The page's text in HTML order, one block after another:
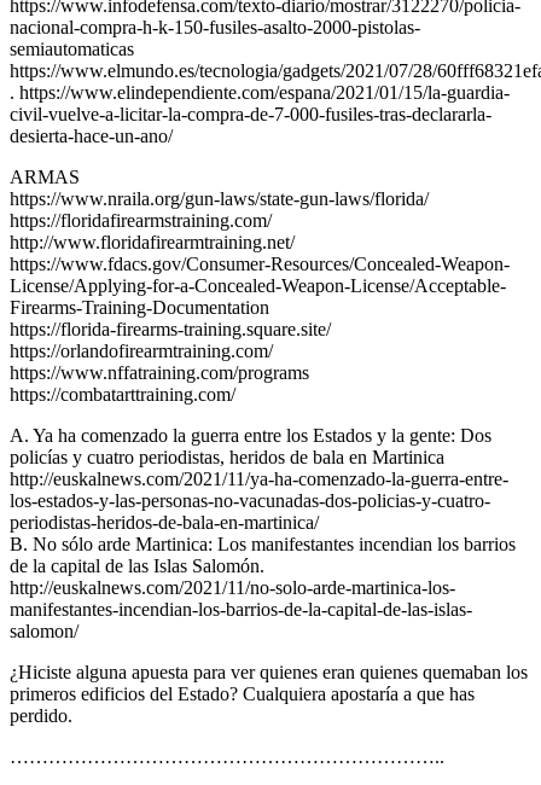
https://www.infodefensa.com/texto-diario/mostrar/3122270/policia-
nacional-compra-h-k-150-fusiles-asalto-2000-pistolas-
semiautomaticas
https://www.elmundo.es/tecnologia/gadgets/2021/07/28/
. https://www.elindependiente.com/espana/2021/01/15/la-guardia-
civil-vuelve-a-licitar-la-compra-de-7-000-fusiles-tras-declararla-
desierta-hace-un-ano/
ARMAS
https://www.nraila.org/gun-laws/state-gun-laws/florida/
https://floridafirearmstraining.com/
http://www.floridafirearmtraining.net/
https://www.fdacs.gov/Consumer-Resources/Concealed-Weapon-
License/Applying-for-a-Concealed-Weapon-License/Acceptable-
Firearms-Training-Documentation
https://florida-firearms-training.square.site/
https://orlandofirearmtraining.com/
https://www.nffatraining.com/programs
https://combatarttraining.com/
A. Ya ha comenzado la guerra entre los Estados y la gente: Dos
policías y cuatro periodistas, heridos de bala en Martinica
http://euskalnews.com/2021/11/ya-ha-comenzado-la-guerra-entre-
los-estados-y-las-personas-no-vacunadas-dos-policias-y-cuatro-
periodistas-heridos-de-bala-en-martinica/
B. No sólo arde Martinica: Los manifestantes incendian los barrios
de la capital de las Islas Salomón.
http://euskalnews.com/2021/11/no-solo-arde-martinica-los-
manifestantes-incendian-los-barrios-de-la-capital-de-las-islas-
salomon/
¿Hiciste alguna apuesta para ver quienes eran quienes quemaban los
primeros edificios del Estado? Cualquiera apostaría a que has
perdido.
…………………………………………………………..